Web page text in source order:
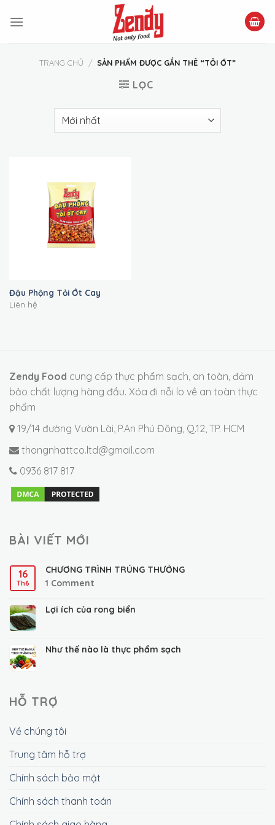
TRANG CHỦ / SẢN PHẨM ĐƯỢC GẮN THẺ “TỎI ỚT”
LỌC
Đậu Phộng Tỏi Ớt Cay
Liên hệ
Zendy Food cung cấp thực phẩm sạch, an toàn, đảm
bảo chất lượng hàng đầu. Xóa đi nỗi lo về an toàn thực
phẩm
19/14 đường Vườn Lài, P.An Phú Đông, Q.12, TP. HCM
thongnhattco.ltd@gmail.com
0936 817 817
BÀI VIẾT MỚI
16
Th6
CHƯƠNG TRÌNH TRÚNG THƯỞNG
1 Comment
Lợi ích của rong biển
Như thế nào là thực phẩm sạch
HỖ TRỢ
Về chúng tôi
Trung tâm hỗ trợ
Chính sách bảo mật
Chính sách thanh toán